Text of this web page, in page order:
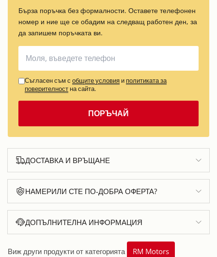
Бърза поръчка без формалности. Оставете телефонен
номер и ние ще се обадим на следващ работен ден, за
да запишем поръчката ви.
Съгласен съм с общите условия и политиката за
поверителност на сайта.
ПОРЪЧАЙ
ДОСТАВКА И ВРЪЩАНЕ
НАМЕРИЛИ СТЕ ПО-ДОБРА ОФЕРТА?
ДОПЪЛНИТЕЛНА ИНФОРМАЦИЯ
Виж други продукти от категорията RM Motors